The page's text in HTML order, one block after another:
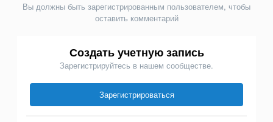
Вы должны быть зарегистрированным пользователем, чтобы
оставить комментарий
Создать учетную запись
Зарегистрируйтесь в нашем сообществе.
Зарегистрироваться